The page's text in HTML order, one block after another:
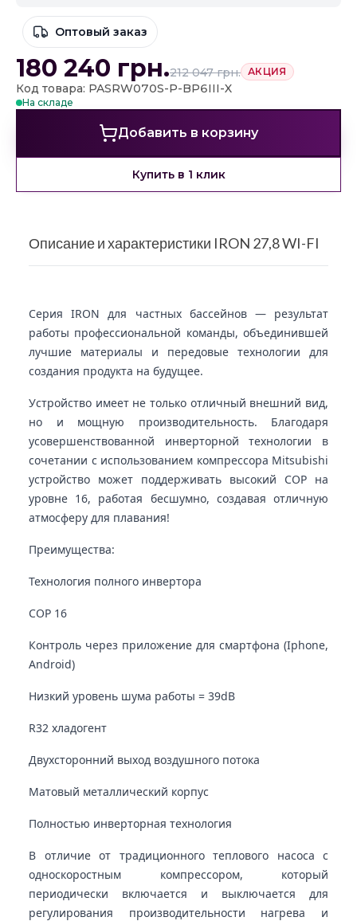
Оптовый заказ
180 240 грн.212 047грн. АКЦИЯ
Код товара: PASRW070S-P-BP6III-X
На складе
Добавить в корзину
Купить в 1 клик
Описание и характеристики IRON 27,8 WI-FI
Серия IRON для частных бассейнов — результат
работы профессиональной команды, объединившей
лучшие материалы и передовые технологии для
создания продукта на будущее.
Устройство имеет не только отличный внешний вид,
но и мощную производительность. Благодаря
усовершенствованной инверторной технологии в
сочетании с использованием компрессора Mitsubishi
устройство может поддерживать высокий COP на
уровне 16, работая бесшумно, создавая отличную
атмосферу для плавания!
Преимущества:
Технология полного инвертора
COP 16
Контроль через приложение для смартфона (Iphone,
Android)
Низкий уровень шума работы = 39dB
R32 хладогент
Двухсторонний выход воздушного потока
Матовый металлический корпус
Полностью инверторная технология
В отличие от традиционного теплового насоса с
односкоростным компрессором, который
периодически включается и выключается для
регулирования производительности нагрева и